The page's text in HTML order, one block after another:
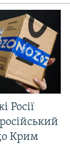
Росії
Крим